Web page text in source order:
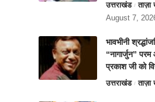
उत्तराखंड ताज़ा
August 7,
भावभीनी
“नागार्जुन”
प्रकाश जी को
उत्तराखंड ताज़ा